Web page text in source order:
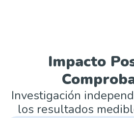
Impacto
Investigación
los resultados